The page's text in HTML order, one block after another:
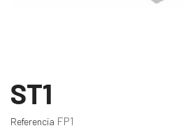
ST1
Referencia FP1